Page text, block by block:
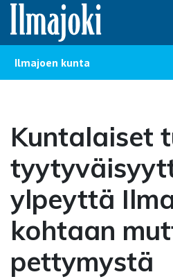
Hyppää sisältöön
Ilmajoen kunta
Kuntalaiset
ylpeyttä
kohtaan
pettymystä